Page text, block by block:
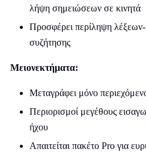
λήψη σημειώσεων σε κινητά
Προσφέρει περίληψη λέξεων-
συζήτησης
Μειονεκτήματα:
Μεταγράφει μόνο
Περιορισμοί μεγέθους
ήχου
Απαιτείται πακέτο Pro για